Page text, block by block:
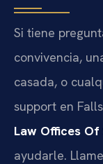
Si tiene
convivencia,
casada, o
support en
Law Offices Of
ayudarle.